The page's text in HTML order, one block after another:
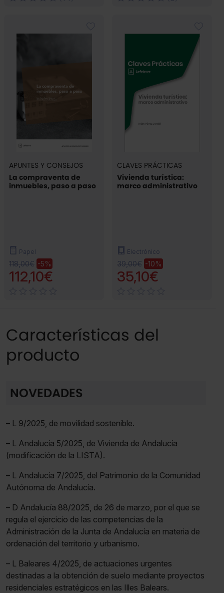
APUNTES Y CONSEJOS
La compraventa de
inmuebles, paso a paso
Papel
118,00€ -5%
112,10€
CLAVES PRÁCTICAS
Vivienda turística:
marco administrativo
Electrónico
39,00€ -10%
35,10€
Características del
producto
NOVEDADES
– L 9/2025, de movilidad sostenible.
– L Andalucía 5/2025, de Vivienda de Andalucía
(modificación de la LISTA).
– L Andalucía 7/2025, del Patrimonio de la Comunidad
Autónoma de Andalucía.
– D Andalucía 88/2025, de 26 de marzo, por el que se
regula el ejercicio de las competencias de la
Administración de la Junta de Andalucía en materia de
ordenación del territorio y urbanismo.
– L Baleares 4/2025, de actuaciones urgentes
destinadas a la obtención de suelo mediante proyectos
residenciales estratégicos en las Illes Balears.